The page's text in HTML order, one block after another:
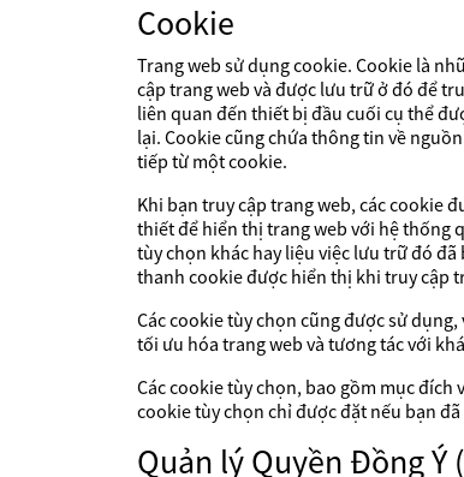
Cookie
Trang web sử dụng cookie. Cookie là
cập trang web và được lưu trữ ở đó để
liên quan đến thiết bị đầu cuối cụ thể
lại. Cookie cũng chứa thông tin về
tiếp từ một cookie.
Khi bạn truy cập trang web, các cookie
thiết để hiển thị trang web với hệ thống
tùy chọn khác hay liệu việc lưu trữ đó
thanh cookie được hiển thị khi truy cập
Các cookie tùy chọn cũng được sử
tối ưu hóa trang web và tương tác với
Các cookie tùy chọn, bao gồm mục
cookie tùy chọn chỉ được đặt nếu bạn
Quản lý Quyền Đồng Ý